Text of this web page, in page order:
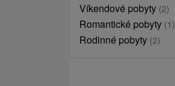
Víkendové pobyty (2)
Romantické pobyty (1)
Rodinné pobyty (2)